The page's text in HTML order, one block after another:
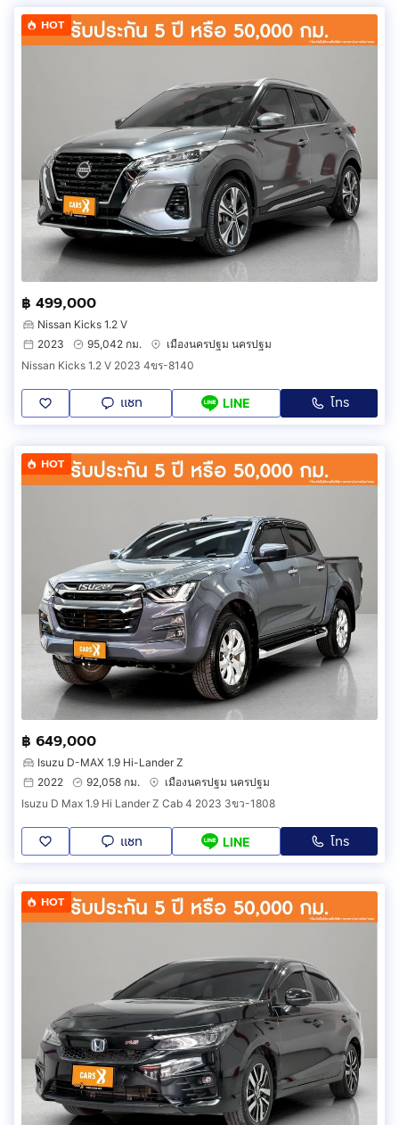
HOT
฿ 499,000
Nissan Kicks 1.2 V
2023
95,042 กม.
เมืองนครปฐม นครปฐม
Nissan Kicks 1.2 V 2023 4ขร-8140
แชท LINE โทร
HOT
฿ 649,000
Isuzu D-MAX 1.9 Hi-Lander Z
2022
92,058 กม.
เมืองนครปฐม นครปฐม
Isuzu D Max 1.9 Hi Lander Z Cab 4 2023 3ขว-1808
แชท LINE โทร
HOT